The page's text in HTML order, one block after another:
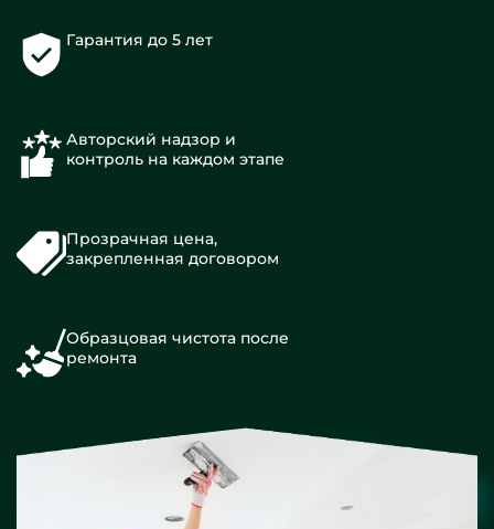
Гарантия до 5 лет
Авторский надзор и
контроль на каждом этапе
Прозрачная цена,
закрепленная договором
Образцовая чистота после
ремонта